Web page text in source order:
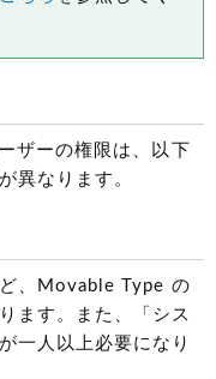
ザーの権限は、以下
異なります。
、Movable Type の
ます。また、「シス
一人以上必要になり